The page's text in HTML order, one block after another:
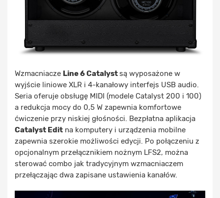
Wzmacniacze Line 6 Catalystsą wyposażone w
wyjście liniowe XLR i 4-kanałowy interfejs USB audio.
Seria oferuje obsługę MIDI (modele Catalyst 200 i 100)
a redukcja mocy do 0,5 W zapewnia komfortowe
ćwiczenie przy niskiej głośności. Bezpłatna aplikacja
Catalyst Edit na komputery i urządzenia mobilne
zapewnia szerokie możliwości edycji. Po połączeniu z
opcjonalnym przełącznikiem nożnym LFS2, można
sterować combo jak tradycyjnym wzmacniaczem
przełączając dwa zapisane ustawienia kanałów.